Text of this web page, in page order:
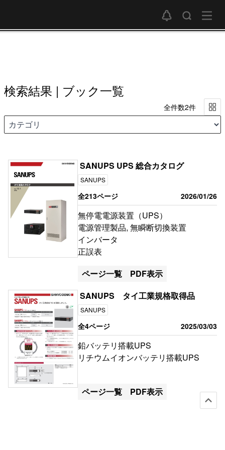
検索結果 | ブック一覧
全件数2件
SANUPS UPS 総合カタログ
SANUPS
全213ページ 2026/01/26
無停電電源装置（UPS）
電源管理製品, 無瞬断切換装置
インバータ
正誤表
ページ一覧
PDF表示
SANUPS タイ工業規格取得品
SANUPS
全4ページ 2025/03/03
鉛バッテリ搭載UPS
リチウムイオンバッテリ搭載UPS
ページ一覧 PDF表示